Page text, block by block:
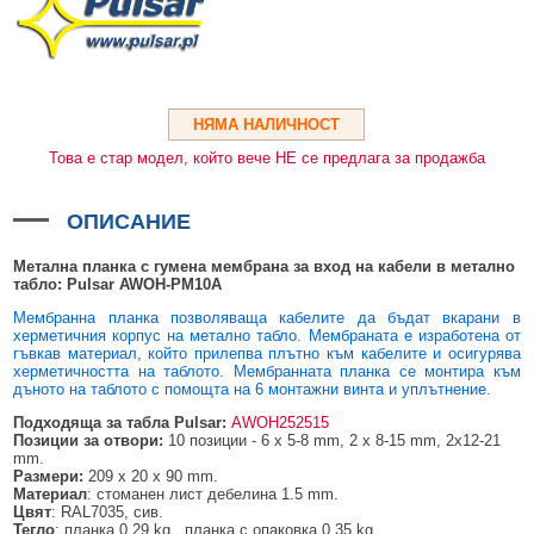
ГЪВКАВИ ГОФРИРАНИ ТРЪБИ
POE УДЪЛЖИТЕЛИ И POE СПЛИТЕРИ
МИКРОФОНИ И ГОВОРИТЕЛИ ЗА ВИДЕОНАБЛЮДЕНИЕ
ОБЕКТИВИ ЗА ОХРАНИТЕЛНИ КАМЕРИ
КОНЕКТОРИ
МЕТАЛНИ ТАБЛА
БЕЗЖИЧНИ МИШКИ И ЕЛЕКТРИЧЕСКИ РАЗКЛОНИТЕЛИ
МЕДИА КОНВЕРТОРИ И SFP МОДУЛИ
БЕЗЖИЧНИ АЛАРМЕНИ СИСТЕМИ AJAX
БЕЗЖИЧНИ АЛАРМЕНИ ПАНЕЛИ (ХЪБ) AJAX
БЕЗЖИЧНИ РАЗШИРИТЕЛИ НА ОБХВАТ AJAX
БЕЗЖИЧНИ АЛАРМЕНИ СИСТЕМИ HIKVISION AX PRO
БЕЗЖИЧНИ ПАНЕЛИ HIKVISION AX PRO
КОМУНИКАЦИОННИ ШКАФОВЕ
НЯМА НАЛИЧНОСТ
Това е стар модел, който вече НЕ се предлага за продажба
ОПИСАНИЕ
Метална планка с гумена мембрана за вход на кабели в метално
табло: Pulsar AWOH-PM10A
Мембранна планка позволяваща кабелите да бъдат вкарани в
херметичния корпус на метално табло. Мембраната е изработена от
гъвкав материал, който прилепва плътно към кабелите и осигурява
херметичността на таблото. Мембранната планка се монтира към
дъното на таблото с помощта на 6 монтажни винта и уплътнение.
Подходяща за табла Pulsar:AWOH252515
Позиции за отвори: 10 позиции - 6 x 5-8 mm, 2 x 8-15 mm, 2x12-21
mm.
Размери:209 х 20 х 90 mm.
Материал: стоманен лист дебелина 1.5 mm.
Цвят: RAL7035, сив.
Тегло: планка 0.29 kg., планка с опаковка 0.35 kg.